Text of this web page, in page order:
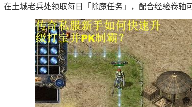
在土城老兵处领取每日「除魔任务」，配合经验卷轴